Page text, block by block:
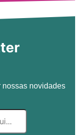
nossas novidades